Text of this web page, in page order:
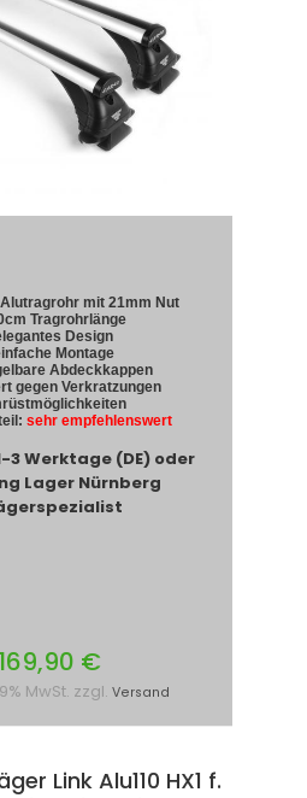
mit 21mm Nut
Tragrohrlänge
Design
Montage
Abdeckkappen
gegen Verkratzungen
sehr empfehlenswert
3 Werktage (DE) oder
Lager Nürnberg
169,90 €
MwSt. zzgl. Versand
Link Alu110 HX1 f.